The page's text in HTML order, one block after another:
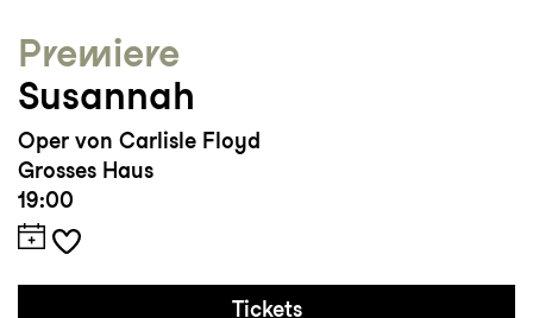
Premiere
Susannah
Oper von Carlisle Floyd
Grosses Haus
19:00
Tickets